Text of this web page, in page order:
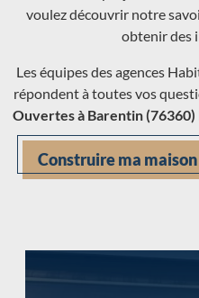
voulez découvrir notre
obtenir des
Les équipes des agences
répondent à toutes vos
Ouvertes à Barentin
Construire ma